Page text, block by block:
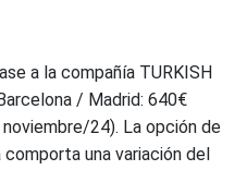
a la compañía TURKISH
/ Madrid: 640€
24). La opción de
una variación del